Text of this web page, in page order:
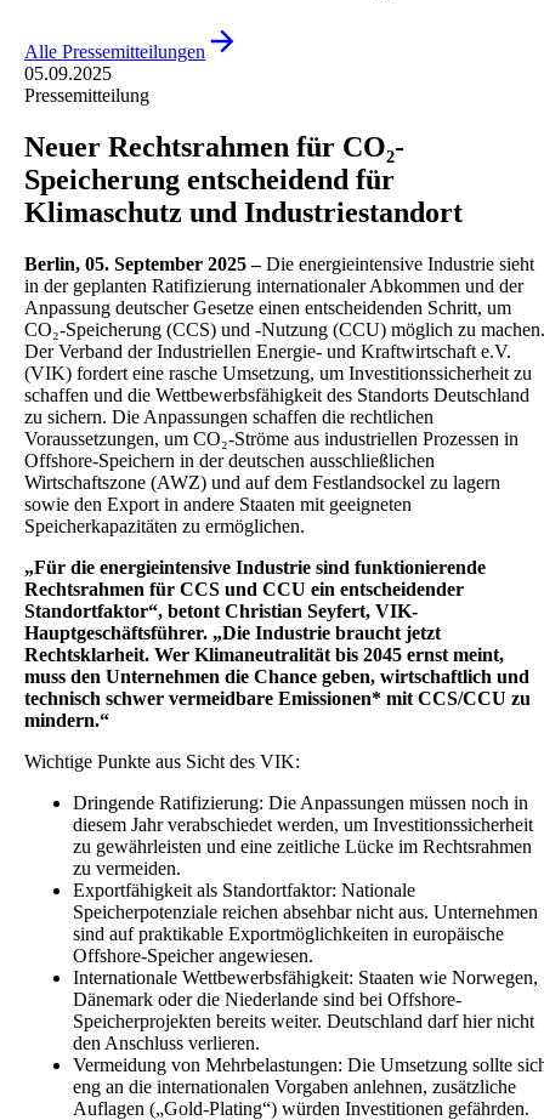
Alle Pressemitteilungen
05.09.2025
Pressemitteilung
Neuer Rechtsrahmen für CO₂-
Speicherung entscheidend für
Klimaschutz und Industriestandort
Berlin, 05. September 2025 –Die energieintensive Industrie sieht
in der geplanten Ratifizierung internationaler Abkommen und der
Anpassung deutscher Gesetze einen entscheidenden Schritt, um
CO₂-Speicherung (CCS) und -Nutzung (CCU) möglich zu machen.
Der Verband der Industriellen Energie- und Kraftwirtschaft e.V.
(VIK) fordert eine rasche Umsetzung, um Investitionssicherheit zu
schaffen und die Wettbewerbsfähigkeit des Standorts Deutschland
zu sichern. Die Anpassungen schaffen die rechtlichen
Voraussetzungen, um CO₂-Ströme aus industriellen Prozessen in
Offshore-Speichern in der deutschen ausschließlichen
Wirtschaftszone (AWZ) und auf dem Festlandsockel zu lagern
sowie den Export in andere Staaten mit geeigneten
Speicherkapazitäten zu ermöglichen.
„Für die energieintensive Industrie sind funktionierende
Rechtsrahmen für CCS und CCU ein entscheidender
Standortfaktor“, betont Christian Seyfert, VIK-
Hauptgeschäftsführer. „Die Industrie braucht jetzt
Rechtsklarheit. Wer Klimaneutralität bis 2045 ernst meint,
muss den Unternehmen die Chance geben, wirtschaftlich und
technisch schwer vermeidbare Emissionen* mit CCS/CCU zu
mindern.“
Wichtige Punkte aus Sicht des VIK:
Dringende Ratifizierung: Die Anpassungen müssen noch in
diesem Jahr verabschiedet werden, um Investitionssicherheit
zu gewährleisten und eine zeitliche Lücke im Rechtsrahmen
zu vermeiden.
Exportfähigkeit als Standortfaktor: Nationale
Speicherpotenziale reichen absehbar nicht aus. Unternehmen
sind auf praktikable Exportmöglichkeiten in europäische
Offshore-Speicher angewiesen.
Internationale Wettbewerbsfähigkeit: Staaten wie Norwegen,
Dänemark oder die Niederlande sind bei Offshore-
Speicherprojekten bereits weiter. Deutschland darf hier nicht
den Anschluss verlieren.
Vermeidung von Mehrbelastungen: Die Umsetzung sollte
eng an die internationalen Vorgaben anlehnen, zusätzliche
Auflagen („Gold-Plating“) würden Investitionen gefährden.